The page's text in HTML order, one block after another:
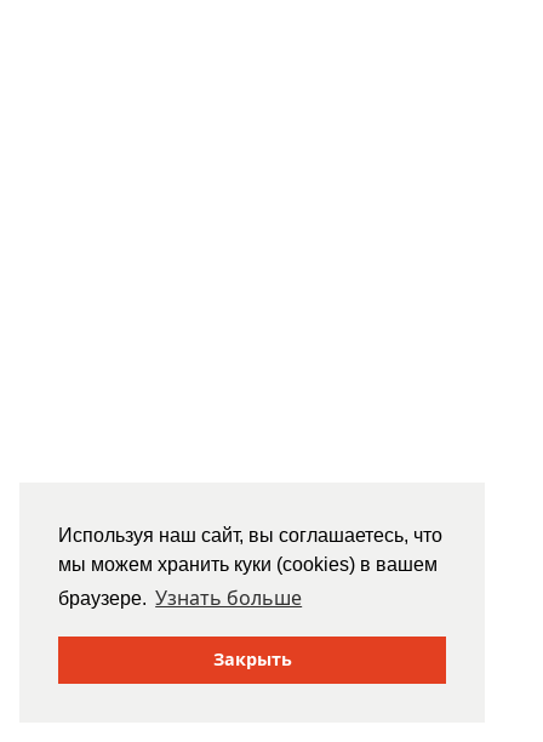
Используя наш сайт, вы соглашаетесь, что
мы можем хранить куки (cookies) в вашем
браузере. Узнать больше
Закрыть